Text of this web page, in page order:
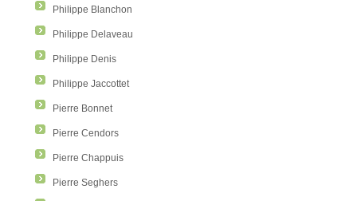
Philippe Blanchon
Philippe Delaveau
Philippe Denis
Philippe Jaccottet
Pierre Bonnet
Pierre Cendors
Pierre Chappuis
Pierre Seghers